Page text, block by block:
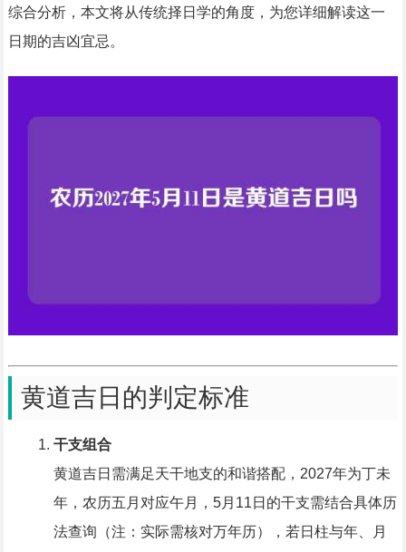
综合分析，本文将从传统择日学的角度，为您详细解读这一
日期的吉凶宜忌。
黄道吉日的判定标准
干支组合
黄道吉日需满足天干地支的和谐搭配，2027年为丁未
年，农历五月对应午月，5月11日的干支需结合具体历
法查询（注：实际需核对万年历），若日柱与年、月